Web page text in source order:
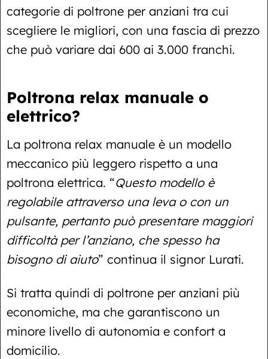
categorie di poltrone per anziani tra cui
scegliere le migliori, con una fascia di prezzo
che può variare dai 600 ai 3.000 franchi.
Poltrona relax manuale o
elettrico?
La poltrona relax manuale è un modello
meccanico più leggero rispetto a una
poltrona elettrica. “Questo modello è
regolabile attraverso una leva o con un
pulsante, pertanto può presentare maggiori
difficoltà per l’anziano, che spesso ha
bisogno di aiuto” continua il signor Lurati.
Si tratta quindi di poltrone per anziani più
economiche, ma che garantiscono un
minore livello di autonomia e confort a
domicilio.